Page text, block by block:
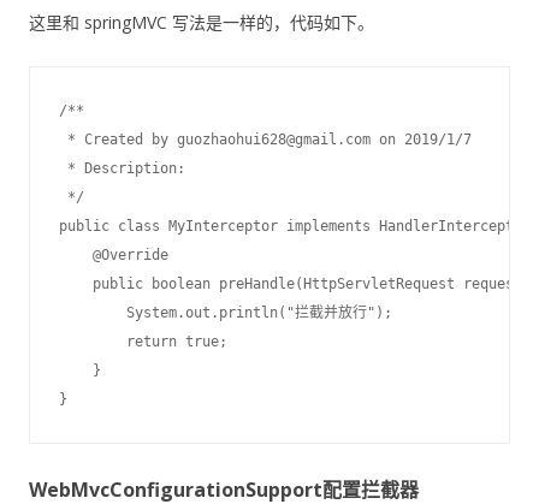
这里和 springMVC 写法是一样的，代码如下。
/**
* Created by guozhaohui628@gmail.com on 2019/1/7
* Description:
*/
public class MyInterceptor implements
    @Override
public boolean preHandle(HttpServletRequest
        System.out.println("拦截并放行");
        return true;
    }
WebMvcConfigurationSupport配置拦截器